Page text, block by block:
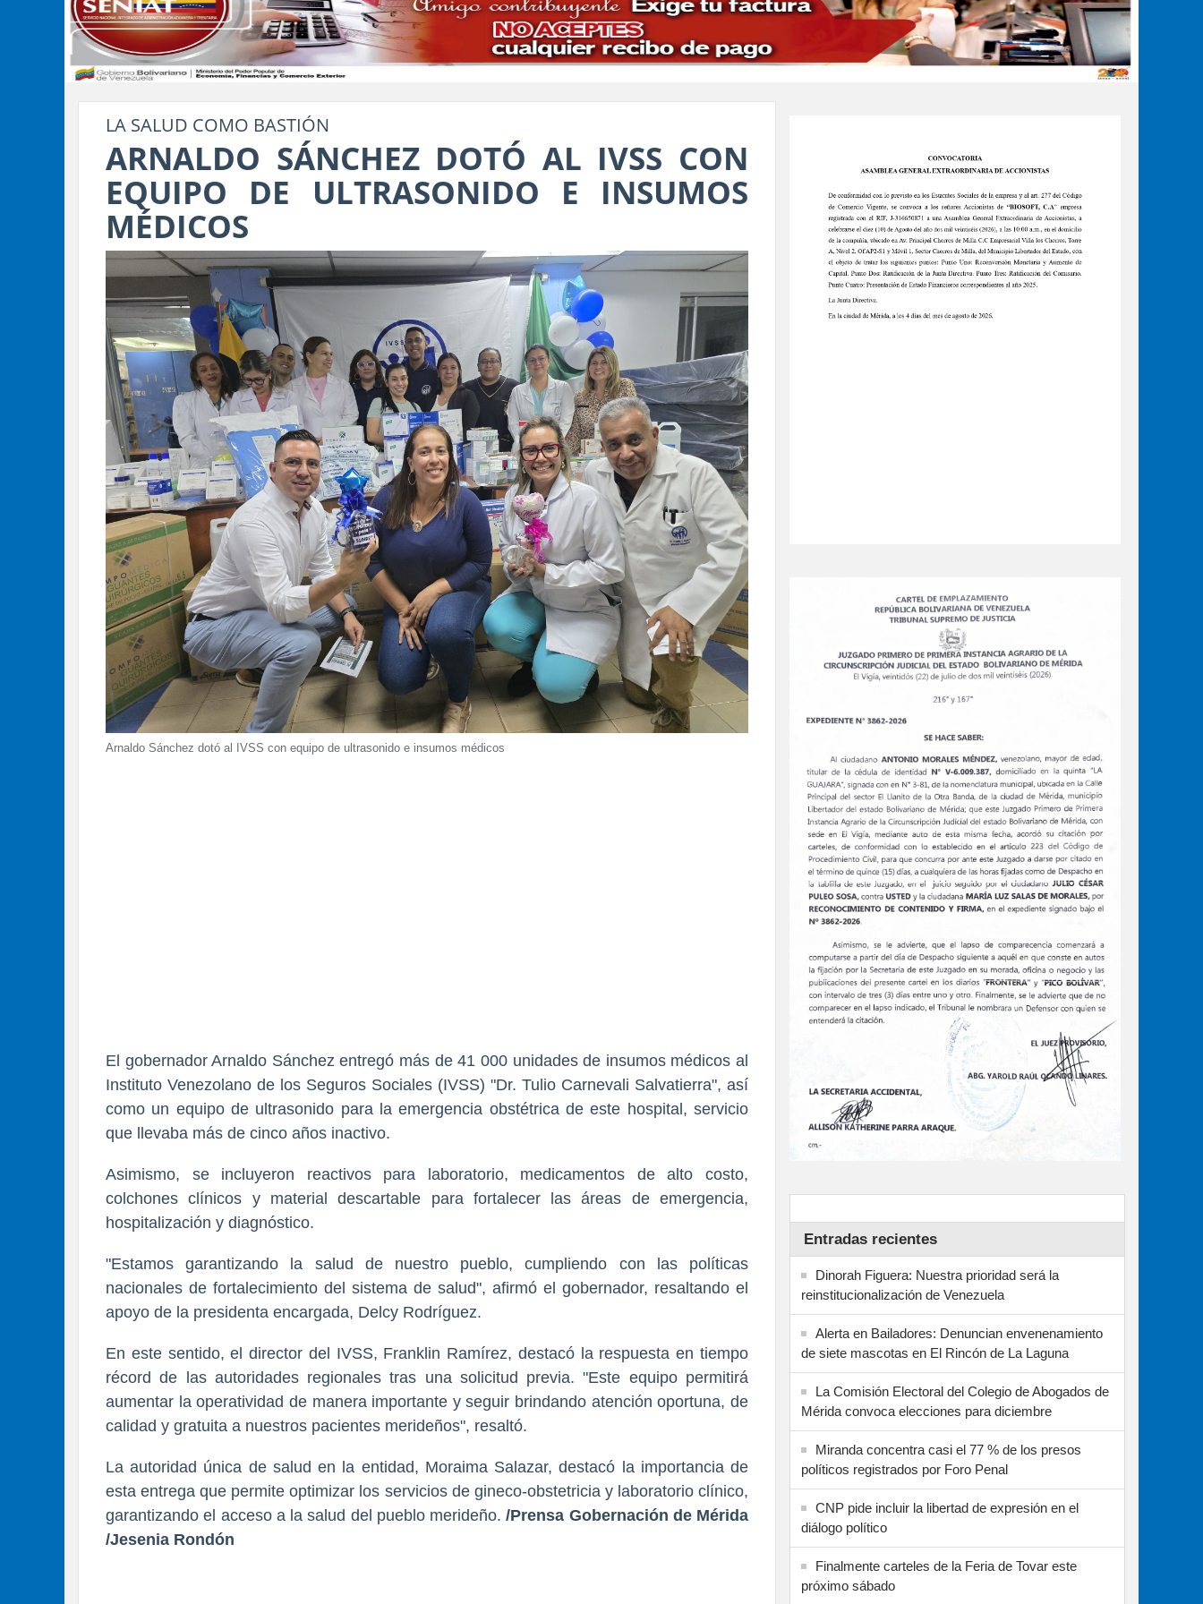
LA SALUD COMO BASTIÓN
ARNALDO SÁNCHEZ DOTÓ AL IVSS CON
EQUIPO DE ULTRASONIDO E INSUMOS
MÉDICOS
Arnaldo Sánchez dotó al IVSS con equipo de ultrasonido e insumos médicos
El gobernador Arnaldo Sánchez entregó más de 41 000 unidades de insumos médicos al
Instituto Venezolano de los Seguros Sociales (IVSS) "Dr. Tulio Carnevali Salvatierra", así
como un equipo de ultrasonido para la emergencia obstétrica de este hospital, servicio
que llevaba más de cinco años inactivo.
Asimismo, se incluyeron reactivos para laboratorio, medicamentos de alto costo,
colchones clínicos y material descartable para fortalecer las áreas de emergencia,
hospitalización y diagnóstico.
"Estamos garantizando la salud de nuestro pueblo, cumpliendo con las políticas
nacionales de fortalecimiento del sistema de salud", afirmó el gobernador, resaltando el
apoyo de la presidenta encargada, Delcy Rodríguez.
En este sentido, el director del IVSS, Franklin Ramírez, destacó la respuesta en tiempo
récord de las autoridades regionales tras una solicitud previa. "Este equipo permitirá
aumentar la operatividad de manera importante y seguir brindando atención oportuna, de
calidad y gratuita a nuestros pacientes merideños", resaltó.
La autoridad única de salud en la entidad, Moraima Salazar, destacó la importancia de
esta entrega que permite optimizar los servicios de gineco-obstetricia y laboratorio clínico,
garantizando el acceso a la salud del pueblo merideño. /Prensa Gobernación de Mérida
/Jesenia Rondón
Entradas recientes
Dinorah Figuera: Nuestra prioridad será la
reinstitucionalización de Venezuela
Alerta en Bailadores: Denuncian envenenamiento
de siete mascotas en El Rincón de La Laguna
La Comisión Electoral del Colegio de Abogados de
Mérida convoca elecciones para diciembre
Miranda concentra casi el 77 % de los presos
políticos registrados por Foro Penal
CNP pide incluir la libertad de expresión en el
diálogo político
Finalmente carteles de la Feria de Tovar este
próximo sábado